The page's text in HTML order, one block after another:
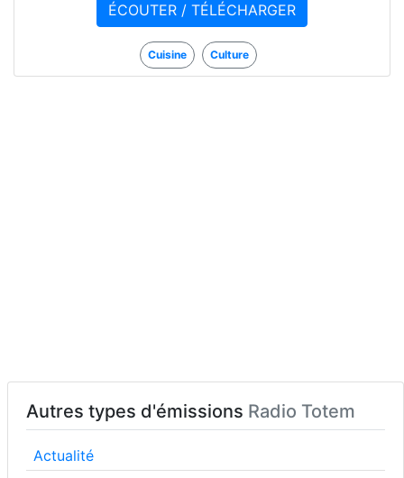
ÉCOUTER / TÉLÉCHARGER
Cuisine Culture
Autres types d'émissions Radio Totem
Actualité